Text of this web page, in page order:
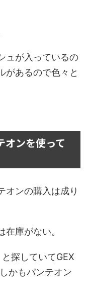
ュが入っているの
があるので色々と
オンを使って
オンの購入は成り
庫がない。
探していてGEX
かもパンテオン